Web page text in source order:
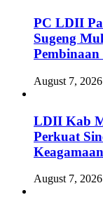
PC LDII
Sugeng
August 7, 2026
LDII Kab
Perkuat
Keagamaan
August 7, 2026